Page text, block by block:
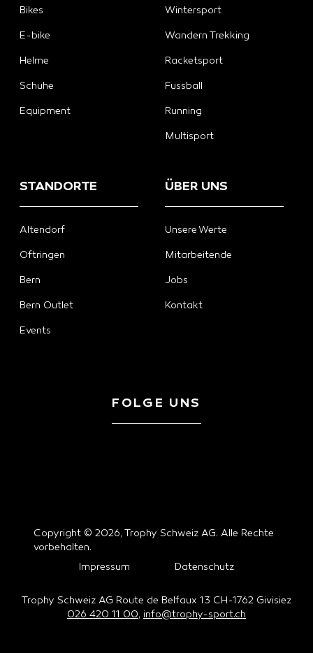
Bikes
E-bike
Helme
Schuhe
Equipment
Wintersport
Wandern Trekking
Racketsport
Fussball
Running
Multisport
STANDORTE
Altendorf
Oftringen
Bern
Bern Outlet
Events
ÜBER UNS
Unsere Werte
Mitarbeitende
Jobs
Kontakt
FOLGE UNS
Copyright © 2026, Trophy Schweiz AG. Alle Rechte
vorbehalten.
Impressum
Datenschutz
Trophy Schweiz AG Route de Belfaux 13 CH-1762 Givisiez
026 420 11 00, info@trophy-sport.ch